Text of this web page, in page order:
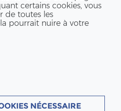
certains cookies, vous
de toutes les
pourrait nuire à votre
NÉCESSAIRE
fabriquée sur le robot por­
prix et